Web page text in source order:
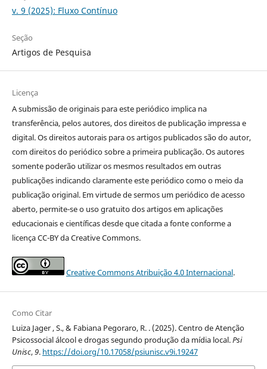
v. 9 (2025): Fluxo Contínuo
Seção
Artigos de Pesquisa
Licença
A submissão de originais para este periódico implica na
transferência, pelos autores, dos direitos de publicação impressa e
digital. Os direitos autorais para os artigos publicados são do autor,
com direitos do periódico sobre a primeira publicação. Os autores
somente poderão utilizar os mesmos resultados em outras
publicações indicando claramente este periódico como o meio da
publicação original. Em virtude de sermos um periódico de acesso
aberto, permite-se o uso gratuito dos artigos em aplicações
educacionais e científicas desde que citada a fonte conforme a
licença CC-BY da Creative Commons.
Creative Commons Atribuição 4.0 Internacional.
Como Citar
Luiza Jager , S., & Fabiana Pegoraro, R. . (2025). Centro de Atenção
Psicossocial álcool e drogas segundo produção da mídia local.Psi
Unisc, 9. https://doi.org/10.17058/psiunisc.v9i.19247